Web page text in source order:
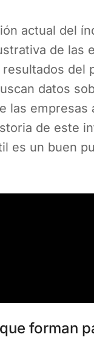
actual del
de las
del
datos
las empresas
de este
es un buen
forman